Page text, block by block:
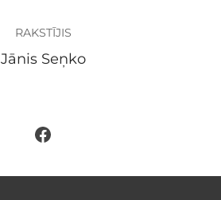
RAKSTĪJIS
Jānis Seņko
Facebook